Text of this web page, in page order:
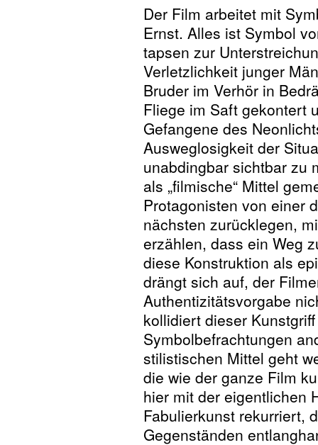
Der Film arbeitet mit
Ernst. Alles ist Symbol
tapsen zur
Verletzlichkeit junger
Bruder im Verhör in
Fliege im Saft gekontert
Gefangene des
Ausweglosigkeit der
unabdingbar sichtbar zu
als „filmische“ Mittel
Protagonisten von einer
nächsten zurücklegen,
erzählen, dass ein Weg
diese Konstruktion als
drängt sich auf, der
Authentizitätsvorgabe
kollidiert dieser
Symbolbefrachtungen
stilistischen Mittel geht
die wie der ganze Film
hier mit der eigentlichen
Fabulierkunst rekurriert,
Gegenständen